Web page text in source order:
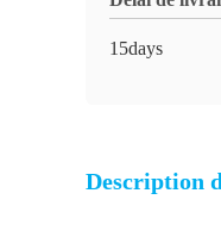
15days
Description